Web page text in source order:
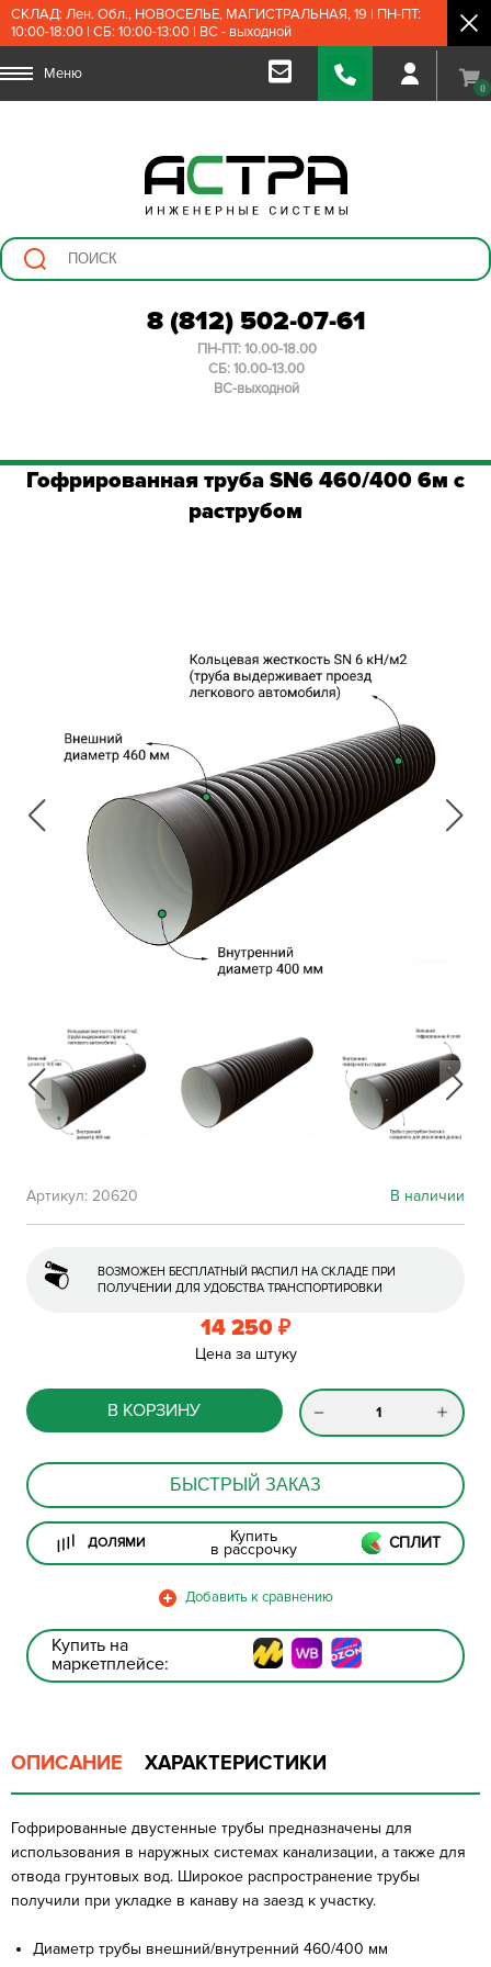
СКЛАД: Лен. Обл., НОВОСЕЛЬЕ, МАГИСТРАЛЬНАЯ, 19 | ПН-ПТ:
10:00-18:00 | СБ: 10:00-13:00 | ВС - выходной
Меню
0
8 (812) 502-07-61
ПН-ПТ: 10.00-18.00
СБ: 10.00-13.00
ВС-выходной
Гофрированная труба SN6 460/400 6м с
раструбом
В наличии
Артикул: 20620
ВОЗМОЖЕН БЕСПЛАТНЫЙ РАСПИЛ НА СКЛАДЕ ПРИ
ПОЛУЧЕНИИ ДЛЯ УДОБСТВА ТРАНСПОРТИРОВКИ
14 250 ₽
Цена за штуку
В КОРЗИНУ
БЫСТРЫЙ ЗАКАЗ
ДОЛЯМИ Купить
в рассрочку СПЛИТ
Купить на
маркетплейсе:
ОПИСАНИЕ ХАРАКТЕРИСТИКИ
Гофрированные двустенные трубы предназначены для
использования в наружных системах канализации, а также для
отвода грунтовых вод. Широкое распространение трубы
получили при укладке в канаву на заезд к участку.
Диаметр трубы внешний/внутренний 460/400 мм